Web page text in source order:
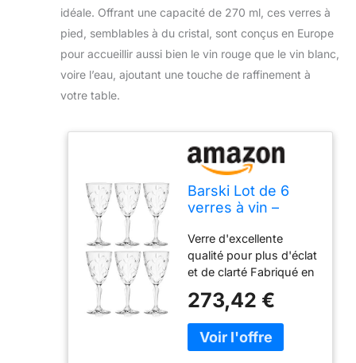
idéale. Offrant une capacité de 270 ml, ces verres à
pied, semblables à du cristal, sont conçus en Europe
pour accueillir aussi bien le vin rouge que le vin blanc,
voire l’eau, ajoutant une touche de raffinement à
votre table.
Barski Lot de 6
verres à vin –
Vin blanc – Verre à
eau – Verres à
pied – Verre
semblable à du
cristal – 270 ml
Magnifiquement
taillé – Conçu en
Verre d'excellente
qualité pour plus d'éclat
et de clarté Fabriqué en
beauté 19,3 x 8,3 cm
(H x P) Complète
parfaitement tout décor
de table Lot de 6 boîtes
273,42 €